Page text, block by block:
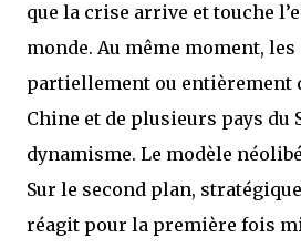
que la crise arrive et touche
monde. Au même moment,
partiellement ou entièrement
Chine et de plusieurs pays du
dynamisme. Le modèle
Sur le second plan,
réagit pour la première fois